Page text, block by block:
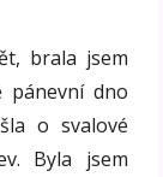
brala jsem
pánevní dno
o svalové
Byla jsem